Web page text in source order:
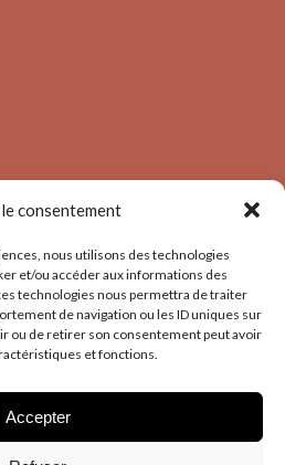
consentement
nous utilisons des technologies
et/ou accéder aux informations des
technologies nous permettra de traiter
de navigation ou les ID uniques sur
ou de retirer son consentement peut avoir
et fonctions.
Accepter